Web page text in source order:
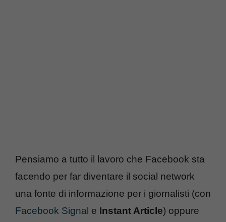
Pensiamo a tutto il lavoro che Facebook sta
facendo per far diventare il social network
una fonte di informazione per i giornalisti (con
Facebook Signal e Instant Article) oppure